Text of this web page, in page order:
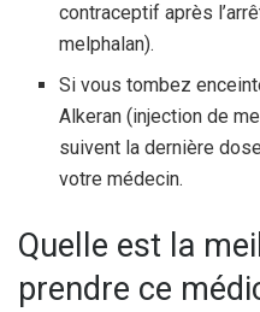
contraceptif après
melphalan).
Si vous tombez
Alkeran (injection de
suivent la dernière
votre médecin.
Quelle est la
prendre ce